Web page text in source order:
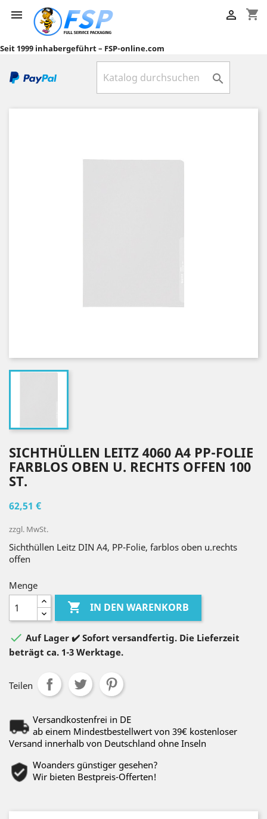
 shopping_cart

Seit 1999 inhabergeführt – FSP-online.com

SICHTHÜLLEN LEITZ 4060 A4 PP-FOLIE
FARBLOS OBEN U. RECHTS OFFEN 100
ST.
62,51 €
zzgl. MwSt.
Sichthüllen Leitz DIN A4, PP-Folie, farblos oben u.rechts
offen
Menge
 IN DEN WARENKORB
 Auf Lager ✔️ Sofort versandfertig. Die Lieferzeit
beträgt ca. 1-3 Werktage.
Teilen
Versandkostenfrei in DE
ab einem Mindestbestellwert von 39€ kostenloser
Versand innerhalb von Deutschland ohne Inseln
Woanders günstiger gesehen?
Wir bieten Bestpreis-Offerten!